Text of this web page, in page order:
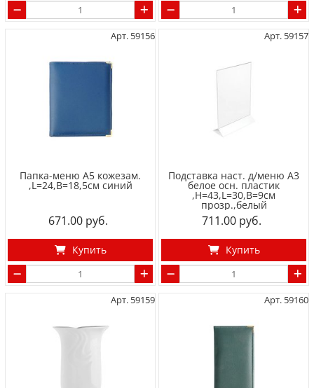
Арт. 59156
Папка-меню А5 кожезам.
,L=24,B=18,5см синий
671.00
Купить
Арт. 59157
Подставка наст. д/меню A3
белое осн. пластик
,H=43,L=30,B=9см
прозр.,белый
711.00
Купить
Арт. 59159 Арт. 59160